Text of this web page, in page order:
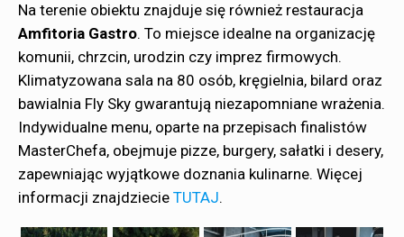
Na terenie obiektu znajduje się również restauracja
Amfitoria Gastro. To miejsce idealne na organizację
komunii, chrzcin, urodzin czy imprez firmowych.
Klimatyzowana sala na 80 osób, kręgielnia, bilard oraz
bawialnia Fly Sky gwarantują niezapomniane wrażenia.
Indywidualne menu, oparte na przepisach finalistów
MasterChefa, obejmuje pizze, burgery, sałatki i desery,
zapewniając wyjątkowe doznania kulinarne. Więcej
informacji znajdziecie TUTAJ.